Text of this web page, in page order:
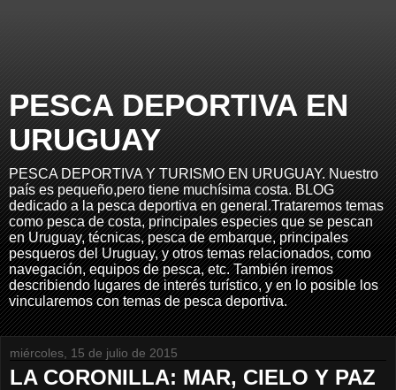
PESCA DEPORTIVA EN
URUGUAY
PESCA DEPORTIVA Y TURISMO EN URUGUAY. Nuestro
país es pequeño,pero tiene muchísima costa. BLOG
dedicado a la pesca deportiva en general.Trataremos temas
como pesca de costa, principales especies que se pescan
en Uruguay, técnicas, pesca de embarque, principales
pesqueros del Uruguay, y otros temas relacionados, como
navegación, equipos de pesca, etc. También iremos
describiendo lugares de interés turístico, y en lo posible los
vincularemos con temas de pesca deportiva.
miércoles, 15 de julio de 2015
LA CORONILLA: MAR, CIELO Y PAZ